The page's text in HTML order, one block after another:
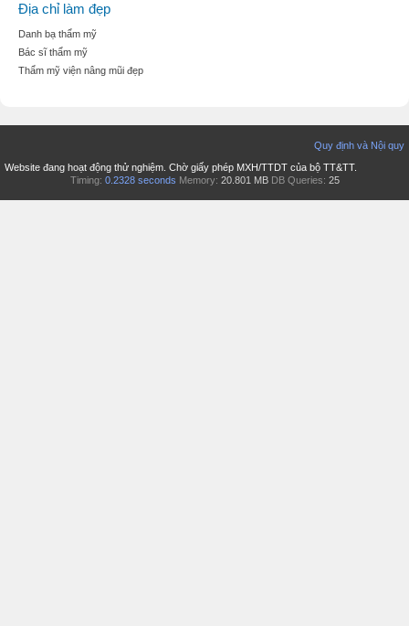
Địa chỉ làm đẹp
Danh bạ thẩm mỹ
Bác sĩ thẩm mỹ
Thẩm mỹ viện nâng mũi đẹp
Quy định và Nội quy
Website đang hoạt động thử nghiệm. Chờ giấy phép MXH/TTDT của bộ TT&TT.
Timing: 0.2328 seconds Memory: 20.801 MB DB Queries: 25